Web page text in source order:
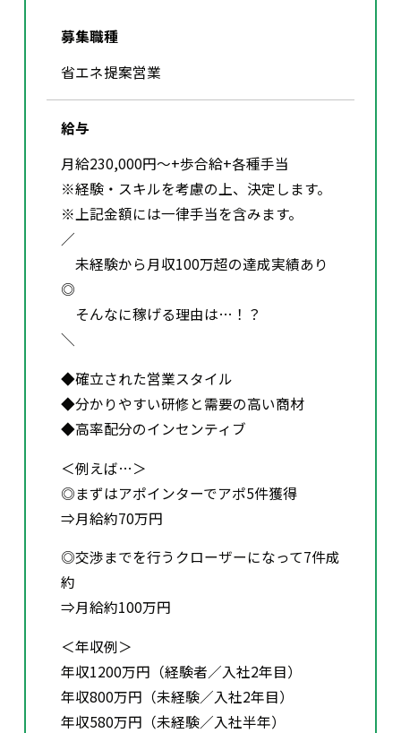
外壁洗浄
エアコンクリーニング
RECRUIT
採用情報
お問い合わせ
NEWS
お知らせ
募集職種
省エネ提案営業
給与
月給230,000円〜+歩合給+各種手当
※経験・スキルを考慮の上、決定します。
※上記金額には一律手当を含みます。
／
未経験から月収100万超の達成実績あり
◎
そんなに稼げる理由は…！？
＼
◆確立された営業スタイル
◆分かりやすい研修と需要の高い商材
◆高率配分のインセンティブ
＜例えば…＞
◎まずはアポインターでアポ5件獲得
⇒月給約70万円
◎交渉までを行うクローザーになって7件成
約
⇒月給約100万円
＜年収例＞
年収1200万円（経験者／入社2年目）
年収800万円（未経験／入社2年目）
年収580万円（未経験／入社半年）